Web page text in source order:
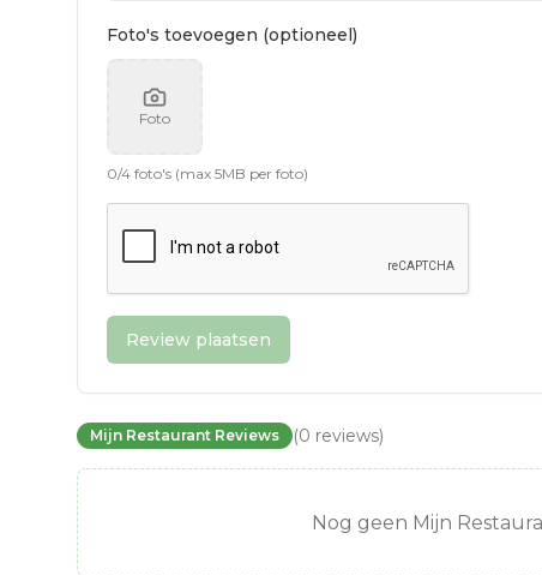
Foto's toevoegen (optioneel)
Foto
0/4 foto's (max 5MB per foto)
Review plaatsen
Mijn Restaurant Reviews (0 reviews)
Nog geen Mijn